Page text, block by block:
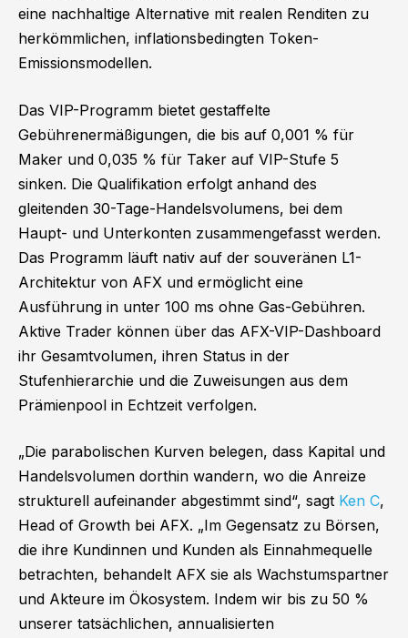
eine nachhaltige Alternative mit realen Renditen zu
herkömmlichen, inflationsbedingten Token-
Emissionsmodellen.
Das VIP-Programm bietet gestaffelte
Gebührenermäßigungen, die bis auf 0,001 % für
Maker und 0,035 % für Taker auf VIP-Stufe 5
sinken. Die Qualifikation erfolgt anhand des
gleitenden 30-Tage-Handelsvolumens, bei dem
Haupt- und Unterkonten zusammengefasst werden.
Das Programm läuft nativ auf der souveränen L1-
Architektur von AFX und ermöglicht eine
Ausführung in unter 100 ms ohne Gas-Gebühren.
Aktive Trader können über das AFX-VIP-Dashboard
ihr Gesamtvolumen, ihren Status in der
Stufenhierarchie und die Zuweisungen aus dem
Prämienpool in Echtzeit verfolgen.
„Die parabolischen Kurven belegen, dass Kapital und
Handelsvolumen dorthin wandern, wo die Anreize
strukturell aufeinander abgestimmt sind“, sagt Ken C,
Head of Growth bei AFX. „Im Gegensatz zu Börsen,
die ihre Kundinnen und Kunden als Einnahmequelle
betrachten, behandelt AFX sie als Wachstumspartner
und Akteure im Ökosystem. Indem wir bis zu 50 %
unserer tatsächlichen, annualisierten